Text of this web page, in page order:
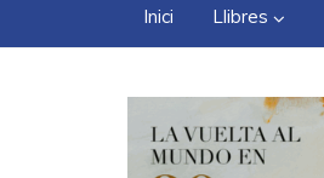
Inici Llibres